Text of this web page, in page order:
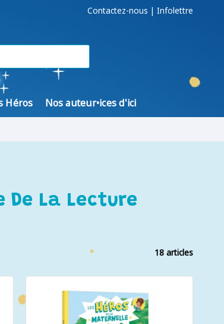
Contactez-nous | Infolettre
Héros Nos auteur•ices d'ici
De La Lecture
18 articles